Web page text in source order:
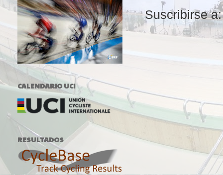
Suscribirse
CALENDARIO UCI
RESULTADOS